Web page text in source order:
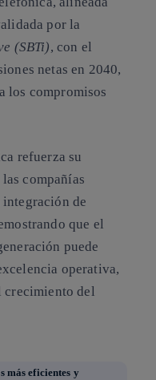
por la
(SBTi), con el
netas en 2040,
los compromisos
refuerza su
compañías
integración de
que el
puede
operativa,
crecimiento del
más eficientes y